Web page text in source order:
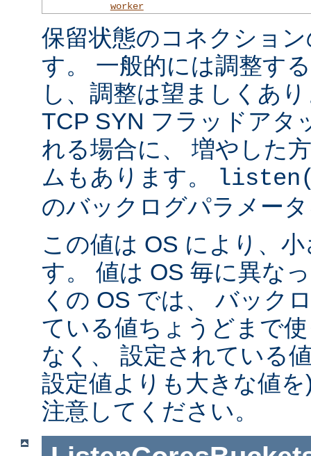
worker
保留状態のコネクショ
す。 一般的には調整す
し、調整は望ましくあ
TCP SYN フラッドアタ
れる場合に、 増やした
ムもあります。
のバックログパラメー
この値は OS により、
す。 値は OS 毎に異な
くの OS では、 バック
ている値ちょうどまで
なく、 設定されている
設定値よりも大きな値
注意してください。